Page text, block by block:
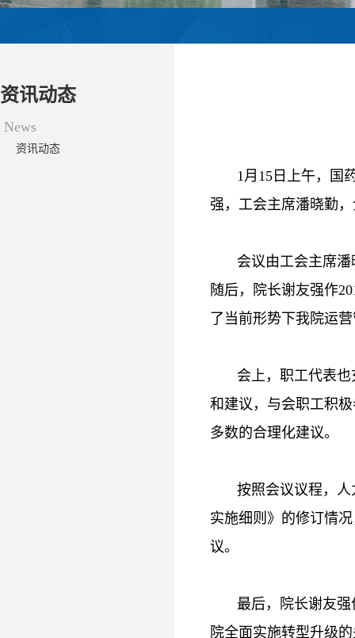
资讯动态
News
资讯动态
1月15日上午，国
强，工会主席潘晓勤
会议由工会主席
随后，院长谢友强作
了当前形势下我院运
会上，职工代表
和建议，与会职工积
多数的合理化建议。
按照会议议程，
实施细则》的修订情
议。
最后，院长谢友强
院全面实施转型升级